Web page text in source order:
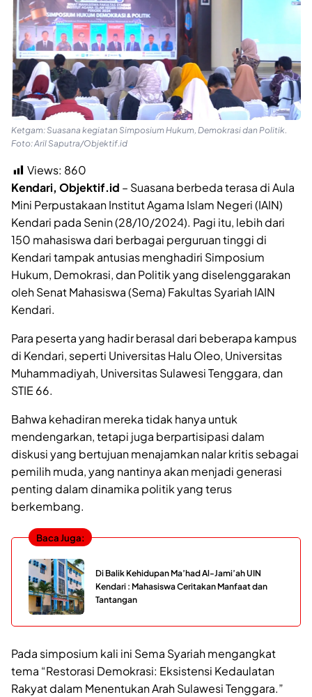
Ketgam: Suasana kegiatan Simposium Hukum, Demokrasi dan Politik.
Foto: Aril Saputra/Objektif.id
Views: 860
Kendari, Objektif.id – Suasana berbeda terasa di Aula
Mini Perpustakaan Institut Agama Islam Negeri (IAIN)
Kendari pada Senin (28/10/2024). Pagi itu, lebih dari
150 mahasiswa dari berbagai perguruan tinggi di
Kendari tampak antusias menghadiri Simposium
Hukum, Demokrasi, dan Politik yang diselenggarakan
oleh Senat Mahasiswa (Sema) Fakultas Syariah IAIN
Kendari.
Para peserta yang hadir berasal dari beberapa kampus
di Kendari, seperti Universitas Halu Oleo, Universitas
Muhammadiyah, Universitas Sulawesi Tenggara, dan
STIE 66.
Bahwa kehadiran mereka tidak hanya untuk
mendengarkan, tetapi juga berpartisipasi dalam
diskusi yang bertujuan menajamkan nalar kritis sebagai
pemilih muda, yang nantinya akan menjadi generasi
penting dalam dinamika politik yang terus
berkembang.
Baca Juga:
Di Balik Kehidupan Ma’had Al-Jami’ah UIN
Kendari : Mahasiswa Ceritakan Manfaat dan
Tantangan
Pada simposium kali ini Sema Syariah mengangkat
tema “Restorasi Demokrasi: Eksistensi Kedaulatan
Rakyat dalam Menentukan Arah Sulawesi Tenggara.”